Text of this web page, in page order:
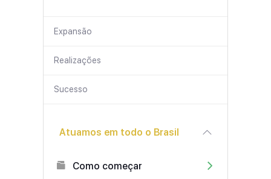
Expansão
Realizações
Sucesso
Atuamos em todo o Brasil
Como começar